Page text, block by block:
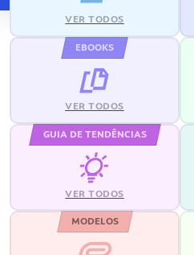
VER TODOS
EBOOKS
VER TODOS
GUIA DE TENDÊNCIAS
VER TODOS
MODELOS